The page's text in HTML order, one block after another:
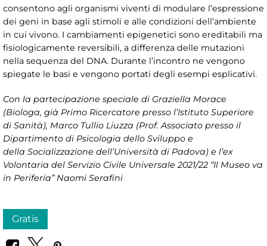
consentono agli organismi viventi di modulare l’espressione
dei geni in base agli stimoli e alle condizioni dell’ambiente
in cui vivono. I cambiamenti epigenetici sono ereditabili ma
fisiologicamente reversibili, a differenza delle mutazioni
nella sequenza del DNA. Durante l’incontro ne vengono
spiegate le basi e vengono portati degli esempi esplicativi.
Con la partecipazione speciale di Graziella Morace
(Biologa, già Primo Ricercatore presso l’Istituto Superiore
di Sanità), Marco Tullio Liuzza (Prof. Associato presso il
Dipartimento di Psicologia dello Sviluppo e
della Socializzazione dell’Università di Padova) e l’ex
Volontaria del Servizio Civile Universale 2021/22 “Il Museo va
in Periferia” Naomi Serafini
Gratis